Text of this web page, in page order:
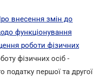
внесення змін до
функціонування
роботи фізичних
фізичних осіб -
податку першої та другої